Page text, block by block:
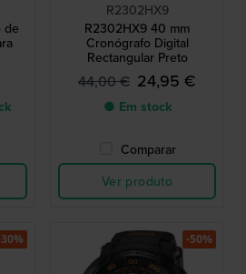
de
R2302HX9
R2302HX9 40 mm
Cronógrafo Digital
Rectangular Preto
44,00 € 24,95 €
● Em stock
Comparar
Ver produto
-50%